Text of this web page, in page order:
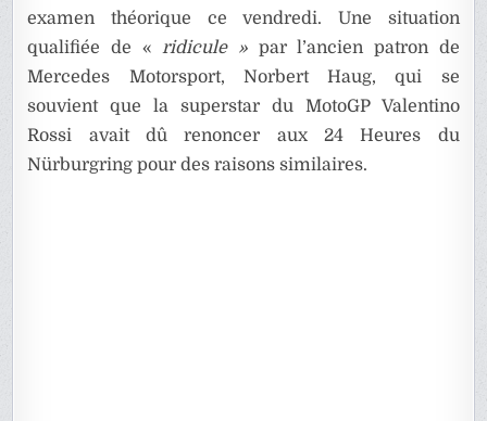
examen théorique ce vendredi. Une situation
qualifiée de « ridicule » par l’ancien patron de
Mercedes Motorsport, Norbert Haug, qui se
souvient que la superstar du MotoGP Valentino
Rossi avait dû renoncer aux 24 Heures du
Nürburgring pour des raisons similaires.